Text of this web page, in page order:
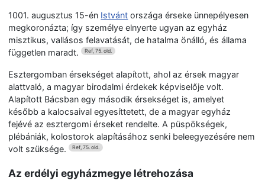
1001. augusztus 15-én Istvánt országa érseke ünnepélyesen
megkoronázta; így személye elnyerte ugyan az egyház
misztikus, vallásos felavatását, de hatalma önálló, és állama
független maradt. Ref, 75. old.
Esztergomban érsekséget alapított, ahol az érsek magyar
alattvaló, a magyar birodalmi érdekek képviselője volt.
Alapított Bácsban egy második érsekséget is, amelyet
később a kalocsaival egyesíttetett, de a magyar egyház
fejévé az esztergomi érseket rendelte. A püspökségek,
plébániák, kolostorok alapításához senki beleegyezésére nem
volt szüksége. Ref, 75. old.
Az erdélyi egyházmegye létrehozása